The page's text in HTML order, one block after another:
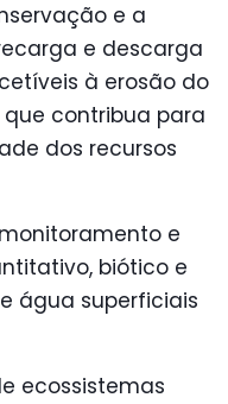
e a
e descarga
à erosão do
contribua para
dos recursos
e
biótico e
água superficiais
ecossistemas